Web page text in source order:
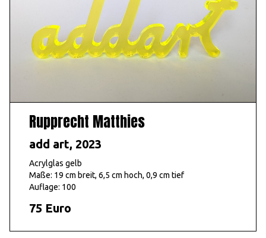
Rupprecht Matthies
add art, 2023
Acrylglas gelb
Maße: 19 cm breit, 6,5 cm hoch, 0,9 cm tief
Auflage: 100
75 Euro